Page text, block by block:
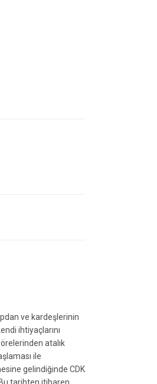
ve kardeşlerinin
ihtiyaçlarını
atalık
ile
gelindiğinde CDK